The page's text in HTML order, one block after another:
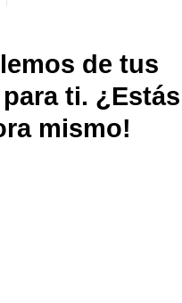
de tus
ti. ¿Estás
mismo!